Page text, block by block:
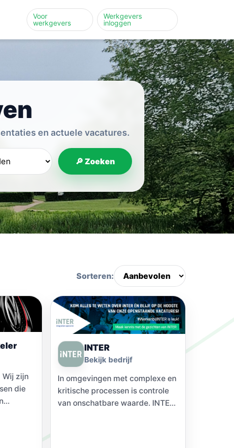
Voor
werkgevers
Werkgevers
inloggen
en actuele vacatures.
🔎 Zoeken
Sorteren:
Wij zijn
die
INTER
Bekijk bedrijf
In omgevingen met complexe en
kritische processen is controle
van onschatbare waarde. INTER